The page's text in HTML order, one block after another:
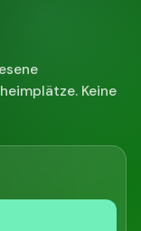
Keine